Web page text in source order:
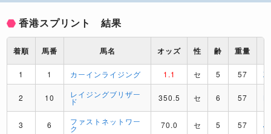
香港スプリント 結果
着順 馬番 馬名 オッズ 性 齢 重量
1 1 カーインライジング 1.1 セ 5 57 Z
2 10 レイジングブリザー
ド 350.5 セ 6 57
3 6 ファストネットワー
ク 70.0 セ 5 57 J